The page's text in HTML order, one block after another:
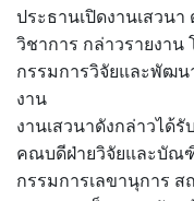
ประธานเปิดงานเสวน
วิชาการ กล่าวรายงาน
กรรมการวิจัยและพัฒ
งาน
งานเสวนาดังกล่าวได้รั
คณบดีฝ่ายวิจัยและบัณ
กรรมการเลขานุการ